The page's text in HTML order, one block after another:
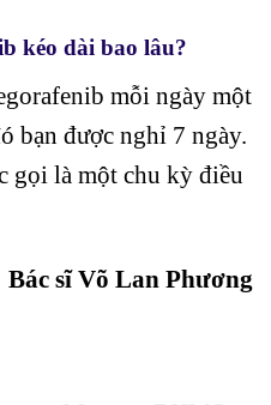
kéo dài bao lâu?
mỗi ngày một
bạn được nghỉ 7 ngày.
gọi là một chu kỳ điều
Bác sĩ Võ Lan Phương